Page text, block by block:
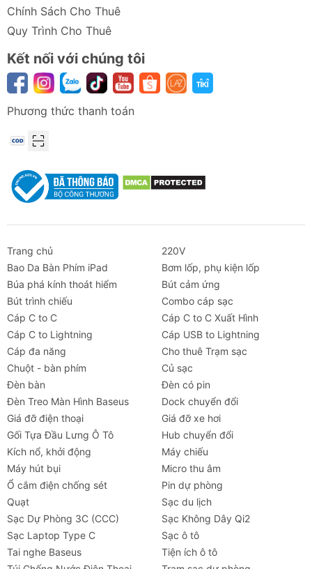
Chính Sách Cho Thuê
Quy Trình Cho Thuê
Kết nối với chúng tôi
Phương thức thanh toán
Trang chủ
220V
Bao Da Bàn Phím iPad
Bơm lốp, phụ kiện lốp
Búa phá kính thoát hiểm
Bút cảm ứng
Bút trình chiếu
Combo cáp sạc
Cáp C to C
Cáp C to C Xuất Hình
Cáp C to Lightning
Cáp USB to Lightning
Cáp đa năng
Cho thuê Trạm sạc
Chuột - bàn phím
Củ sạc
Đèn bàn
Đèn có pin
Đèn Treo Màn Hình Baseus
Dock chuyển đổi
Giá đỡ điện thoại
Giá đỡ xe hơi
Gối Tựa Đầu Lưng Ô Tô
Hub chuyển đổi
Kích nổ, khởi động
Máy chiếu
Máy hút bụi
Micro thu âm
Ổ cắm điện chống sét
Pin dự phòng
Quạt
Sạc du lịch
Sạc Dự Phòng 3C (CCC)
Sạc Không Dây Qi2
Sạc Laptop Type C
Sạc ô tô
Tai nghe Baseus
Tiện ích ô tô